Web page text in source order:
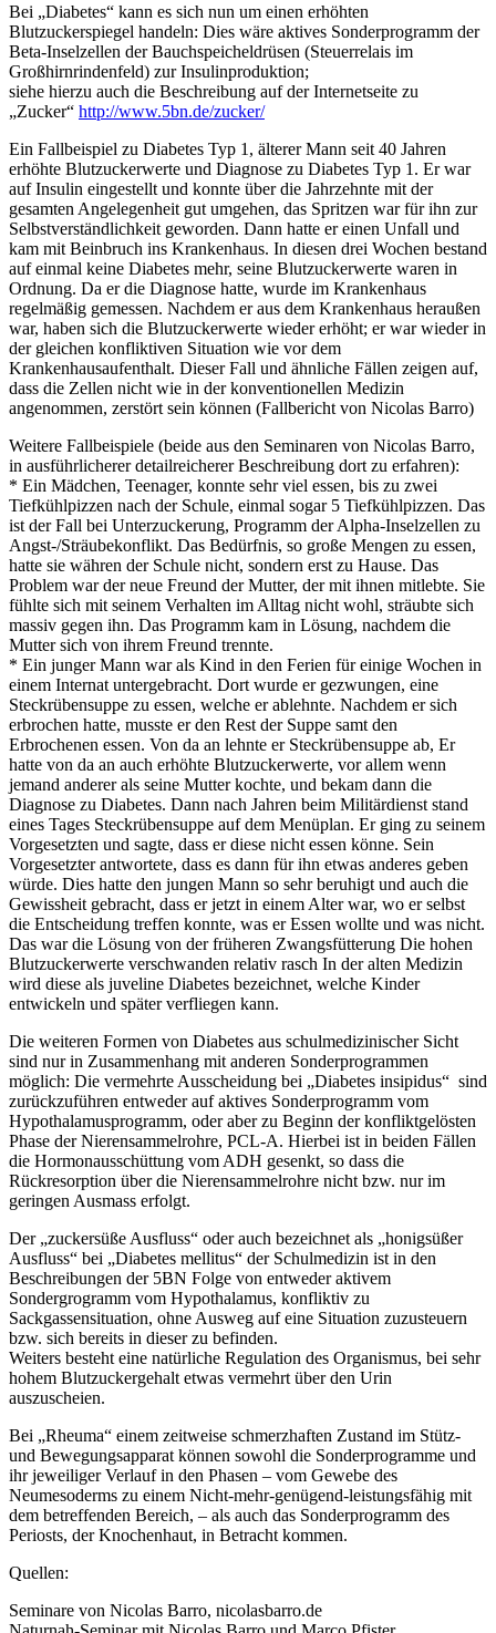
Bei „Diabetes“ kann es sich nun um einen erhöhten
Blutzuckerspiegel handeln: Dies wäre aktives Sonderprogramm der
Beta-Inselzellen der Bauchspeicheldrüsen (Steuerrelais im
Großhirnrindenfeld) zur Insulinproduktion;
siehe hierzu auch die Beschreibung auf der Internetseite zu
„Zucker“ http://www.5bn.de/zucker/
Ein Fallbeispiel zu Diabetes Typ 1, älterer Mann seit 40 Jahren
erhöhte Blutzuckerwerte und Diagnose zu Diabetes Typ 1. Er war
auf Insulin eingestellt und konnte über die Jahrzehnte mit der
gesamten Angelegenheit gut umgehen, das Spritzen war für ihn zur
Selbstverständlichkeit geworden. Dann hatte er einen Unfall und
kam mit Beinbruch ins Krankenhaus. In diesen drei Wochen bestand
auf einmal keine Diabetes mehr, seine Blutzuckerwerte waren in
Ordnung. Da er die Diagnose hatte, wurde im Krankenhaus
regelmäßig gemessen. Nachdem er aus dem Krankenhaus heraußen
war, haben sich die Blutzuckerwerte wieder erhöht; er war wieder in
der gleichen konfliktiven Situation wie vor dem
Krankenhausaufenthalt. Dieser Fall und ähnliche Fällen zeigen auf,
dass die Zellen nicht wie in der konventionellen Medizin
angenommen, zerstört sein können (Fallbericht von Nicolas Barro)
Weitere Fallbeispiele (beide aus den Seminaren von Nicolas Barro,
in ausführlicherer detailreicherer Beschreibung dort zu erfahren):
* Ein Mädchen, Teenager, konnte sehr viel essen, bis zu zwei
Tiefkühlpizzen nach der Schule, einmal sogar 5 Tiefkühlpizzen. Das
ist der Fall bei Unterzuckerung, Programm der Alpha-Inselzellen zu
Angst-/Sträubekonflikt. Das Bedürfnis, so große Mengen zu essen,
hatte sie währen der Schule nicht, sondern erst zu Hause. Das
Problem war der neue Freund der Mutter, der mit ihnen mitlebte. Sie
fühlte sich mit seinem Verhalten im Alltag nicht wohl, sträubte sich
massiv gegen ihn. Das Programm kam in Lösung, nachdem die
Mutter sich von ihrem Freund trennte.
* Ein junger Mann war als Kind in den Ferien für einige Wochen in
einem Internat untergebracht. Dort wurde er gezwungen, eine
Steckrübensuppe zu essen, welche er ablehnte. Nachdem er sich
erbrochen hatte, musste er den Rest der Suppe samt den
Erbrochenen essen. Von da an lehnte er Steckrübensuppe ab, Er
hatte von da an auch erhöhte Blutzuckerwerte, vor allem wenn
jemand anderer als seine Mutter kochte, und bekam dann die
Diagnose zu Diabetes. Dann nach Jahren beim Militärdienst stand
eines Tages Steckrübensuppe auf dem Menüplan. Er ging zu seinem
Vorgesetzten und sagte, dass er diese nicht essen könne. Sein
Vorgesetzter antwortete, dass es dann für ihn etwas anderes geben
würde. Dies hatte den jungen Mann so sehr beruhigt und auch die
Gewissheit gebracht, dass er jetzt in einem Alter war, wo er selbst
die Entscheidung treffen konnte, was er Essen wollte und was nicht.
Das war die Lösung von der früheren Zwangsfütterung Die hohen
Blutzuckerwerte verschwanden relativ rasch In der alten Medizin
wird diese als juveline Diabetes bezeichnet, welche Kinder
entwickeln und später verfliegen kann.
Die weiteren Formen von Diabetes aus schulmedizinischer Sicht
sind nur in Zusammenhang mit anderen Sonderprogrammen
möglich: Die vermehrte Ausscheidung bei „Diabetes insipidus“ sind
zurückzuführen entweder auf aktives Sonderprogramm vom
Hypothalamusprogramm, oder aber zu Beginn der konfliktgelösten
Phase der Nierensammelrohre, PCL-A. Hierbei ist in beiden Fällen
die Hormonausschüttung vom ADH gesenkt, so dass die
Rückresorption über die Nierensammelrohre nicht bzw. nur im
geringen Ausmass erfolgt.
Der „zuckersüße Ausfluss“ oder auch bezeichnet als „honigsüßer
Ausfluss“ bei „Diabetes mellitus“ der Schulmedizin ist in den
Beschreibungen der 5BN Folge von entweder aktivem
Sondergrogramm vom Hypothalamus, konfliktiv zu
Sackgassensituation, ohne Ausweg auf eine Situation zuzusteuern
bzw. sich bereits in dieser zu befinden.
Weiters besteht eine natürliche Regulation des Organismus, bei sehr
hohem Blutzuckergehalt etwas vermehrt über den Urin
auszuscheien.
Bei „Rheuma“ einem zeitweise schmerzhaften Zustand im Stütz-
und Bewegungsapparat können sowohl die Sonderprogramme und
ihr jeweiliger Verlauf in den Phasen – vom Gewebe des
Neumesoderms zu einem Nicht-mehr-genügend-leistungsfähig mit
dem betreffenden Bereich, – als auch das Sonderprogramm des
Periosts, der Knochenhaut, in Betracht kommen.
Quellen:
Seminare von Nicolas Barro, nicolasbarro.de